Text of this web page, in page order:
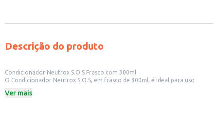
Descrição do produto
Condicionador Neutrox S.O.S Frasco com 300ml
O Condicionador Neutrox S.O.S, em frasco de 300ml, é ideal para uso
barbearias. Sua fórmula auxilia no cuidado dos cabelos.
Ver mais